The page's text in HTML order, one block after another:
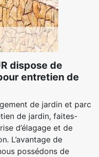
dispose de
entretien de
de jardin et parc
de jardin, faites-
d’élagage et de
L’avantage de
possédons de